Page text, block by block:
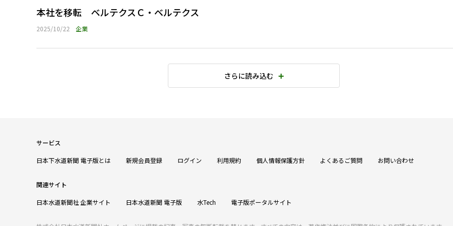
本社を移転 ベルテクスＣ・ベルテクス
2025/10/22 企業
さらに読み込む
サービス
日本下水道新聞 電子版とは 新規会員登録 ログイン 利用規約 個人情報保護方針 よくあるご質問 お問い合わせ
関連サイト
日本水道新聞社 企業サイト 日本水道新聞 電子版 水Tech 電子版ポータルサイト